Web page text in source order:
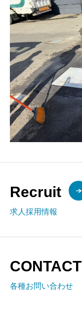
Recruit
求人採用情報
CONTACT
各種お問い合わせ